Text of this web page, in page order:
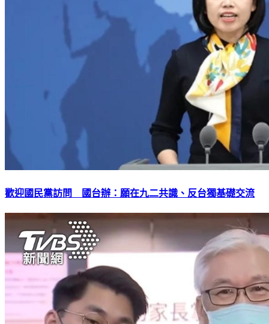
歡迎國民黨訪問 國台辦：願在九二共識、反台獨基礎交流